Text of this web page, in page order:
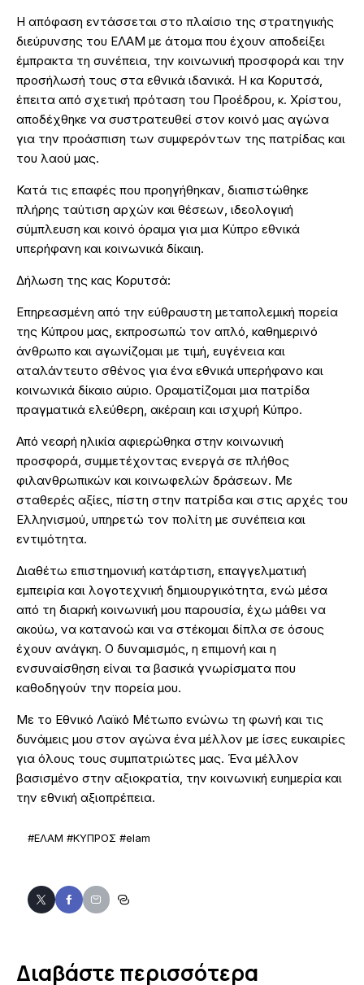
Η απόφαση εντάσσεται στο πλαίσιο της στρατηγικής
διεύρυνσης του ΕΛΑΜ με άτομα που έχουν αποδείξει
έμπρακτα τη συνέπεια, την κοινωνική προσφορά και την
προσήλωσή τους στα εθνικά ιδανικά. Η κα Κορυτσά,
έπειτα από σχετική πρόταση του Προέδρου, κ. Χρίστου,
αποδέχθηκε να συστρατευθεί στον κοινό μας αγώνα
για την προάσπιση των συμφερόντων της πατρίδας και
του λαού μας.
Κατά τις επαφές που προηγήθηκαν, διαπιστώθηκε
πλήρης ταύτιση αρχών και θέσεων, ιδεολογική
σύμπλευση και κοινό όραμα για μια Κύπρο εθνικά
υπερήφανη και κοινωνικά δίκαιη.
Δήλωση της κας Κορυτσά:
Επηρεασμένη από την εύθραυστη μεταπολεμική πορεία
της Κύπρου μας, εκπροσωπώ τον απλό, καθημερινό
άνθρωπο και αγωνίζομαι με τιμή, ευγένεια και
αταλάντευτο σθένος για ένα εθνικά υπερήφανο και
κοινωνικά δίκαιο αύριο. Οραματίζομαι μια πατρίδα
πραγματικά ελεύθερη, ακέραιη και ισχυρή Κύπρο.
Από νεαρή ηλικία αφιερώθηκα στην κοινωνική
προσφορά, συμμετέχοντας ενεργά σε πλήθος
φιλανθρωπικών και κοινωφελών δράσεων. Με
σταθερές αξίες, πίστη στην πατρίδα και στις αρχές του
Ελληνισμού, υπηρετώ τον πολίτη με συνέπεια και
εντιμότητα.
Διαθέτω επιστημονική κατάρτιση, επαγγελματική
εμπειρία και λογοτεχνική δημιουργικότητα, ενώ μέσα
από τη διαρκή κοινωνική μου παρουσία, έχω μάθει να
ακούω, να κατανοώ και να στέκομαι δίπλα σε όσους
έχουν ανάγκη. Ο δυναμισμός, η επιμονή και η
ενσυναίσθηση είναι τα βασικά γνωρίσματα που
καθοδηγούν την πορεία μου.
Με το Εθνικό Λαϊκό Μέτωπο ενώνω τη φωνή και τις
δυνάμεις μου στον αγώνα ένα μέλλον με ίσες ευκαιρίες
για όλους τους συμπατριώτες μας. Ένα μέλλον
βασισμένο στην αξιοκρατία, την κοινωνική ευημερία και
την εθνική αξιοπρέπεια.
#ΕΛΑΜ #ΚΥΠΡΟΣ #elam
Διαβάστε περισσότερα